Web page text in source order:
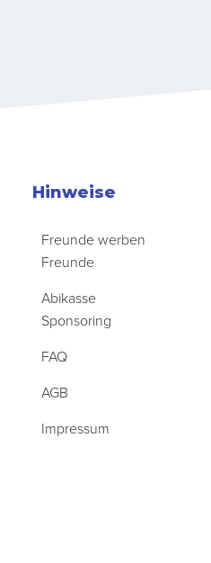
Hinweise
Freunde werben
Freunde
Abikasse
Sponsoring
FAQ
AGB
Impressum